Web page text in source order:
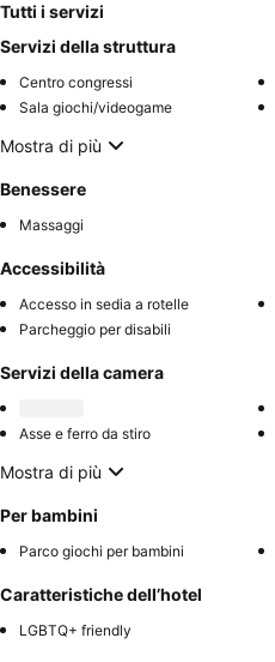
Tutti i servizi
Servizi della struttura
Centro congressi
Sala giochi/videogame
Mostra di più
Benessere
Massaggi
Accessibilità
Accesso in sedia a rotelle
Parcheggio per disabili
Servizi della camera
Asse e ferro da stiro
Mostra di più
Per bambini
Parco giochi per bambini
Caratteristiche dell’hotel
LGBTQ+ friendly